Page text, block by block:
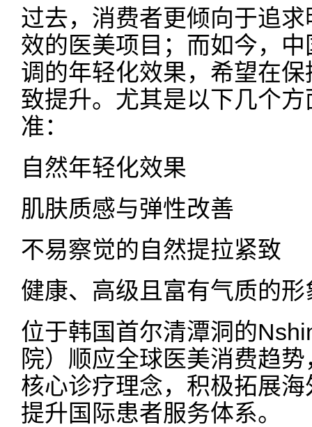
过去，消费者更倾向于追
效的医美项目；而如今，
调的年轻化效果，希望在
致提升。尤其是以下几个
准：
自然年轻化效果
肌肤质感与弹性改善
不易察觉的自然提拉紧致
健康、高级且富有气质的形
位于韩国首尔清潭洞的
院）顺应全球医美消费趋势
核心诊疗理念，积极拓展
提升国际患者服务体系。